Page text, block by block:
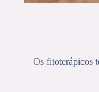
Os fitoterápicos